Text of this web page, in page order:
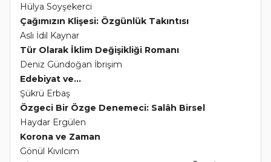
Hülya Soyşekerci
Çağımızın Klişesi: Özgünlük Takıntısı
Aslı İdil Kaynar
Tür Olarak İklim Değişikliği Romanı
Deniz Gündoğan İbrişim
Edebiyat ve...
Şükrü Erbaş
Özgeci Bir Özge Denemeci: Salâh Birsel
Haydar Ergülen
Korona ve Zaman
Gönül Kıvılcım